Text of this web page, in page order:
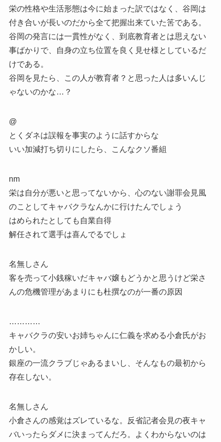
栄の性格や生活形態は今に始まった訳ではなく、谷岡は
付き合いが長いのだから全て把握出来ていた筈である。
谷岡の発言には一貫性がなく、到底教育者とは思えない
事ばかりで、自身の立ち位置を良く見せ様としているだ
けである。
谷岡を見たら、この人が教育者？と思った人は多いんじ
ゃないのかな…？
@
とくダネは誤報を事実のように話すからな
いい加減打ち切りにしたら、こんなクソ番組
nm
栄は自分が悪いと思ってないから、心のない謝罪会見風
のことしてキャバクラなんかに行けたんでしょう
はめられたとしても自業自得
解任されて選手は喜んでるでしょ
名無しさん
客を売って小銭稼いだキャバ嬢もどうかと思うけど栄さ
んの危機管理があまりにも杜撰なのが一番の原因
…………
キャバクラの安いお姉ちゃんに仁義を求める小倉氏がお
かしい。
銀座の一流クラブじゃあるまいし、そんなもの最初から
存在しない。
名無しさん
小倉さんの感覚はズレているな。反省記者会見の夜キャ
バいったらダメに決まってんだろ。よくわからないのは